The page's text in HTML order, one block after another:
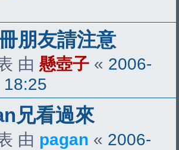
朋友請注意
由 懸壺子 « 2006-
18:25
兄看過來
由 pagan « 2006-